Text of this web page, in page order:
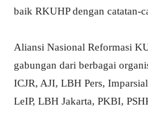
baik RKUHP dengan catatan-
Aliansi Nasional Reformasi
gabungan dari berbagai
ICJR, AJI, LBH Pers,
LeIP, LBH Jakarta, PKBI,